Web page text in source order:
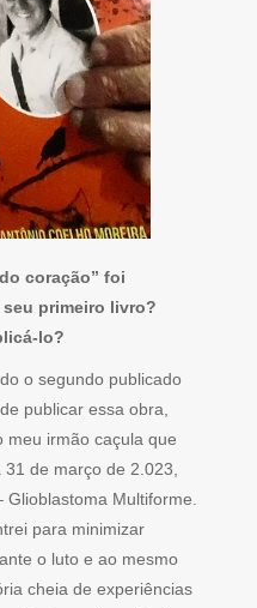
coração” foi
primeiro livro?
lo?
o segundo publicado
publicar essa obra,
meu irmão caçula que
de março de 2.023,
Multiforme.
para minimizar
o luto e ao mesmo
cheia de experiências